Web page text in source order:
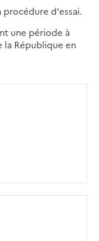
d'essai.
une période à
la République en